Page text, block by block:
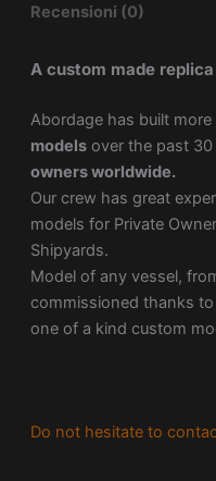
Recensioni (0)
A custom made replica
Abordage has built more
modelsover the past 30
owners worldwide.
Our crew has great
models for Private
Shipyards.
Model of any vessel,
commissioned thanks
one of a kind custom
Do not hesitate to